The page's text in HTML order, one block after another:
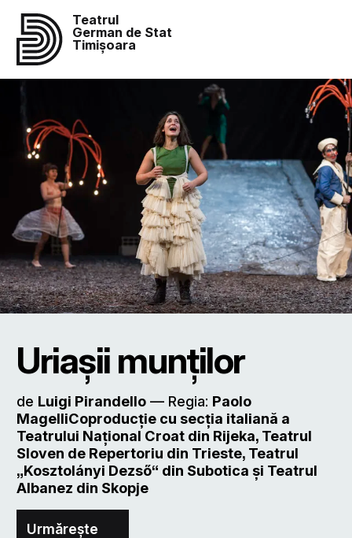
Teatrul
German de Stat
Timișoara
Uriașii munților
de Luigi Pirandello –– Regia: Paolo
MagelliCoproducţie cu secţia italiană a
Teatrului Naţional Croat din Rijeka, Teatrul
Sloven de Repertoriu din Trieste, Teatrul
„Kosztolányi Dezső“ din Subotica şi Teatrul
Albanez din Skopje
Urmărește